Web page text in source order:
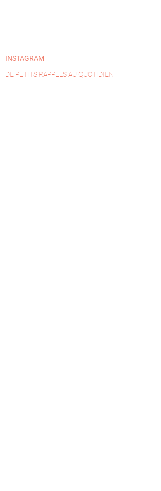
INSTAGRAM
DE PETITS RAPPELS AU QUOTIDIEN